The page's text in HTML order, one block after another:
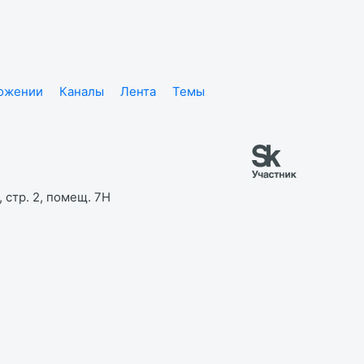
Каналы Лента
Темы
стр. 2, помещ. 7Н